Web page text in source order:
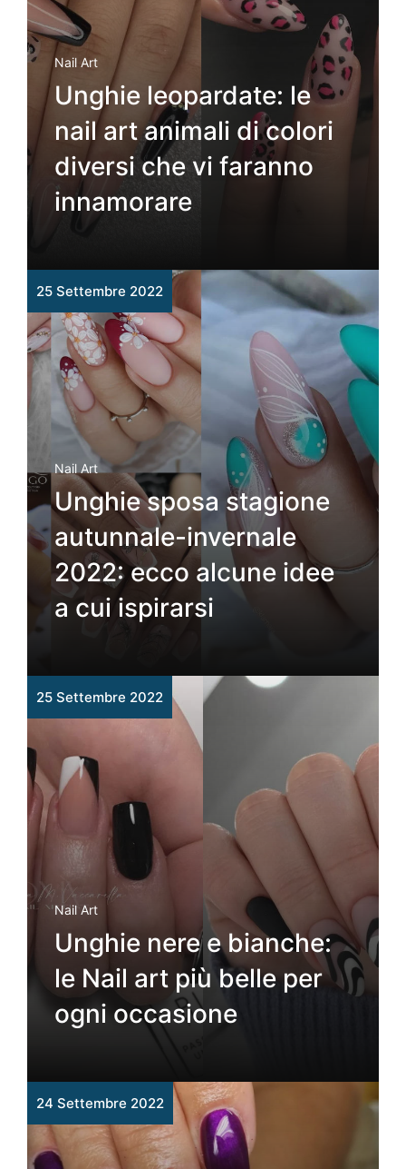
Nail Art
Unghie leopardate: le
nail art animali di colori
diversi che vi faranno
innamorare
25 Settembre 2022
Nail Art
Unghie sposa stagione
autunnale-invernale
2022: ecco alcune idee
a cui ispirarsi
25 Settembre 2022
Nail Art
Unghie nere e bianche:
le Nail art più belle per
ogni occasione
24 Settembre 2022